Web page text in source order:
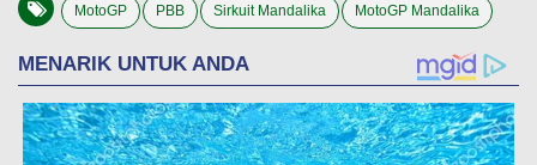
MotoGP PBB Sirkuit Mandalika MotoGP Mandalika